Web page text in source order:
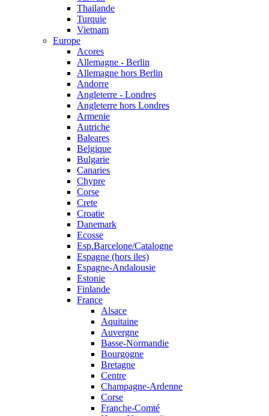
Thailande
Turquie
Vietnam
Europe
Acores
Allemagne - Berlin
Allemagne hors Berlin
Andorre
Angleterre - Londres
Angleterre hors Londres
Armenie
Autriche
Baleares
Belgique
Bulgarie
Canaries
Chypre
Corse
Crete
Croatie
Danemark
Ecosse
Esp.Barcelone/Catalogne
Espagne (hors iles)
Espagne-Andalousie
Estonie
Finlande
France
Alsace
Aquitaine
Auvergne
Basse-Normandie
Bourgogne
Bretagne
Centre
Champagne-Ardenne
Corse
Franche-Comté